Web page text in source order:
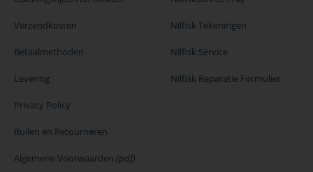
Verzendkosten
Betaalmethoden
Levering
Privacy Policy
Ruilen en Retourneren
Algemene Voorwaarden (pdf)
Nilfisk Tekeningen
Nilfisk Service
Nilfisk Reparatie Formulier